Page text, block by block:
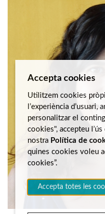
Accepta cookies
Utilitzem cookies
l’experiència
personalitzar el
cookies", accepteu
nostra Política de
quines cookies voleu
cookies”.
Accepta totes les